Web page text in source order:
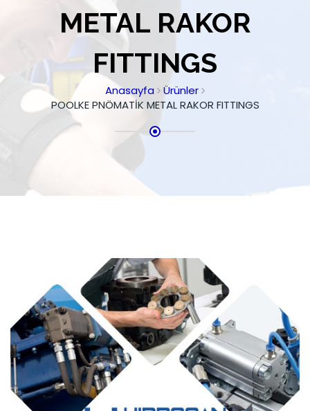
METAL RAKOR
FITTINGS
Anasayfa
Ürünler
POOLKE PNÖMATİK METAL RAKOR FITTINGS